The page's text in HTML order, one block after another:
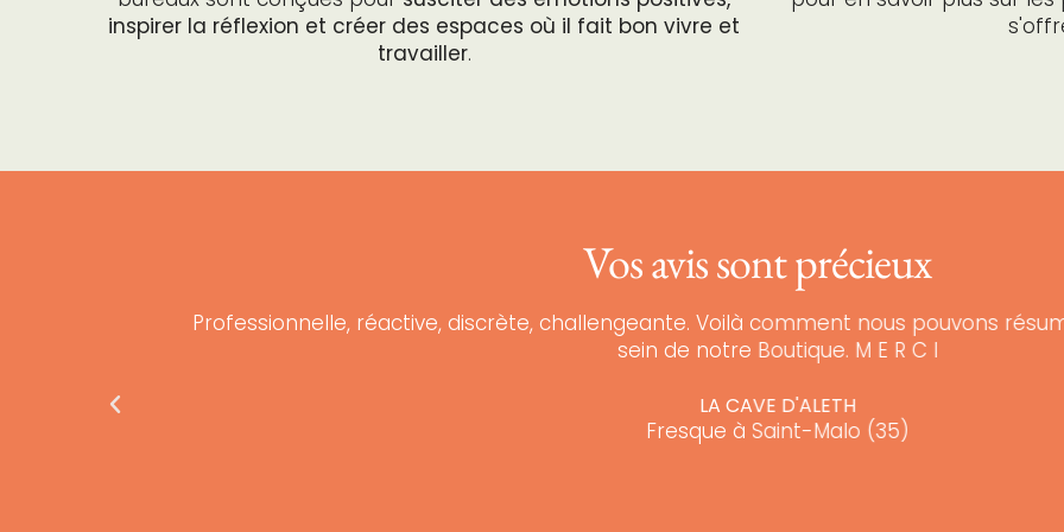
inspirer la réflexion et créer des espaces où il fait bon vivre et
travailler.
Vos avis sont précieux
Professionnelle, réactive, discrète, challengeante. Voilà comment nous pouvons
sein de notre Boutique. M E R C I
LA CAVE D'ALETH
Fresque à Saint-Malo (35)